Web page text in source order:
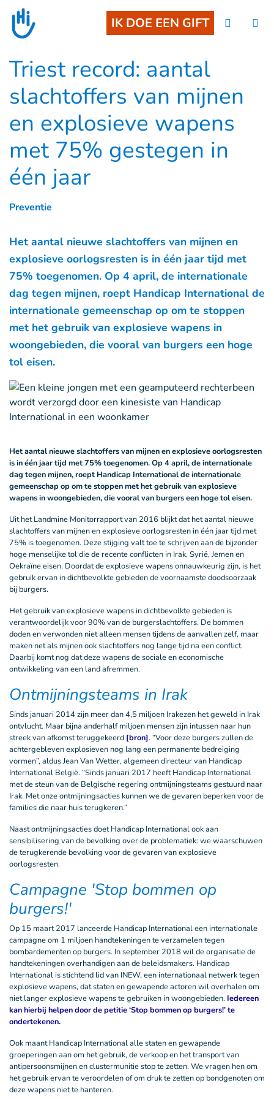
Goto main content
IK DOE EEN GIFT
Triest record: aantal
slachtoffers van mijnen
en explosieve wapens
met 75% gestegen in
één jaar
Preventie
Het aantal nieuwe slachtoffers van mijnen en
explosieve oorlogsresten is in één jaar tijd met
75% toegenomen. Op 4 april, de internationale
dag tegen mijnen, roept Handicap International de
internationale gemeenschap op om te stoppen
met het gebruik van explosieve wapens in
woongebieden, die vooral van burgers een hoge
tol eisen.
Het aantal nieuwe slachtoffers van mijnen en explosieve oorlogsresten
is in één jaar tijd met 75% toegenomen. Op 4 april, de internationale
dag tegen mijnen, roept Handicap International de internationale
gemeenschap op om te stoppen met het gebruik van explosieve
wapens in woongebieden, die vooral van burgers een hoge tol eisen.
Uit het Landmine Monitorrapport van 2016 blijkt dat het aantal nieuwe
slachtoffers van mijnen en explosieve oorlogsresten in één jaar tijd met
75% is toegenomen. Deze stijging valt toe te schrijven aan de bijzonder
hoge menselijke tol die de recente conflicten in Irak, Syrië, Jemen en
Oekraïne eisen. Doordat de explosieve wapens onnauwkeurig zijn, is het
gebruik ervan in dichtbevolkte gebieden de voornaamste doodsoorzaak
bij burgers.
Het gebruik van explosieve wapens in dichtbevolkte gebieden is
verantwoordelijk voor 90% van de burgerslachtoffers. De bommen
doden en verwonden niet alleen mensen tijdens de aanvallen zelf, maar
maken net als mijnen ook slachtoffers nog lange tijd na een conflict.
Daarbij komt nog dat deze wapens de sociale en economische
ontwikkeling van een land afremmen.
Ontmijningsteams in Irak
Sinds januari 2014 zijn meer dan 4,5 miljoen Irakezen het geweld in Irak
ontvlucht. Maar bijna anderhalf miljoen mensen zijn intussen naar hun
streek van afkomst teruggekeerd [bron]. “Voor deze burgers zullen de
achtergebleven explosieven nog lang een permanente bedreiging
vormen”, aldus Jean Van Wetter, algemeen directeur van Handicap
International België. “Sinds januari 2017 heeft Handicap International
met de steun van de Belgische regering ontmijningsteams gestuurd naar
Irak. Met onze ontmijningsacties kunnen we de gevaren beperken voor de
families die naar huis terugkeren.”
Naast ontmijningsacties doet Handicap International ook aan
sensibilisering van de bevolking over de problematiek: we waarschuwen
de terugkerende bevolking voor de gevaren van explosieve
oorlogsresten.
Campagne 'Stop bommen op
burgers!'
Op 15 maart 2017 lanceerde Handicap International een internationale
campagne om 1 miljoen handtekeningen te verzamelen tegen
bombardementen op burgers. In september 2018 wil de organisatie de
handtekeningen overhandigen aan de beleidsmakers. Handicap
International is stichtend lid van INEW, een internationaal netwerk tegen
explosieve wapens, dat staten en gewapende actoren wil overhalen om
niet langer explosieve wapens te gebruiken in woongebieden. Iedereen
kan hierbij helpen door de petitie ‘Stop bommen op burgers!’ te
ondertekenen.
Ook maant Handicap International alle staten en gewapende
groeperingen aan om het gebruik, de verkoop en het transport van
antipersoonsmijnen en clustermunitie stop te zetten. We vragen hen om
het gebruik ervan te veroordelen of om druk te zetten op bondgenoten om
deze wapens niet te hanteren.